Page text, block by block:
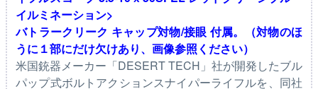
イルミネーション>
バトラークリーク キャップ対物/接眼 付属。（対物のほ
うに１部にだけ欠けあり、画像参照ください）
米国銃器メーカー「DESERT TECH」社が開発したブル
パップ式ボルトアクションスナイパーライフルを、同社